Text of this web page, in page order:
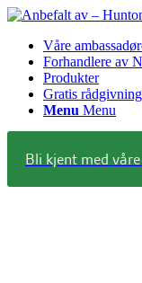
Våre
Forhandlere av
Produkter
Gratis rådgivning
Menu Menu
Bli kjent med